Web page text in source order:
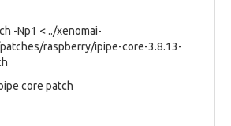
-Np1 < ../xenomai-
raspberry/ipipe-core-3.8.13-
core patch